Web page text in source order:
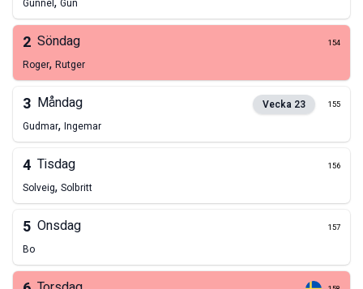
Gunnel Gun
2 Söndag 154
Roger, Rutger
3 Måndag Vecka 23 155
Gudmar, Ingemar
4 Tisdag 156
Solveig, Solbritt
5 Onsdag 157
Bo